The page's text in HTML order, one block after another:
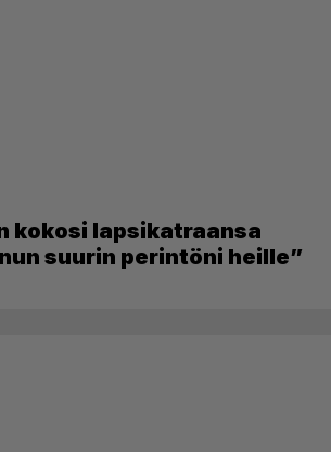
kokosi lapsikatraansa
suurin perintöni heille”